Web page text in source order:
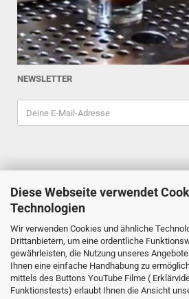
Diese Webseite verwendet
Technologien
Wir verwenden Cookies und ähnliche
Drittanbietern, um eine ordentliche
gewährleisten, die Nutzung unseres
Ihnen eine einfache Handhabung zu
mittels des Buttons YouTube Filme (
Funktionstests) erlaubt Ihnen die Ansicht
NEWSLETTER
ESPRESSOINDEX
Reiner Schiefler
Tel. 0201/87898333
espressoindex @gmx.de
Mathildenstr. 29
45130 Essen